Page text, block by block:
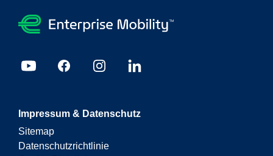
Impressum & Datenschutz
Sitemap
Datenschutzrichtlinie